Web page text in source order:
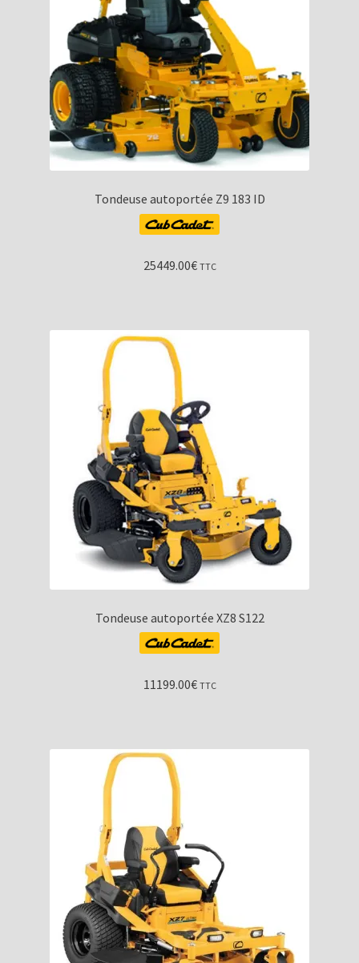
Tondeuse autoportée Z9 183 ID
25449.00€ TTC
Tondeuse autoportée XZ8 S122
11199.00€ TTC